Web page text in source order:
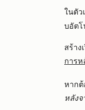
ในตั
บอัต
สร้าง
การห
หากต้
หลัง